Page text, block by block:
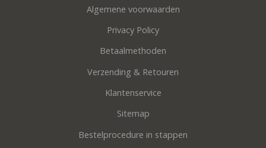
Algemene voorwaarden
Privacy Policy
Betaalmethoden
Verzending & Retouren
Klantenservice
Sitemap
Bestelprocedure in stappen